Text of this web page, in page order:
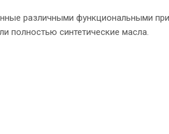
различными функциональными
полностью синтетические масла.